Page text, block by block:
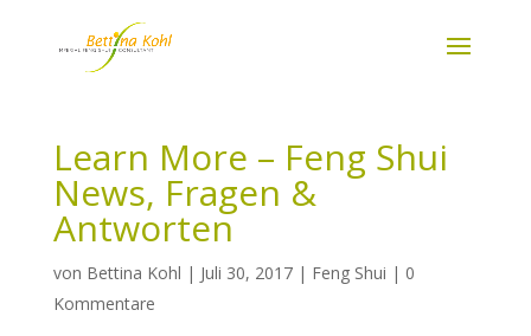
Learn More – Feng Shui
News, Fragen &
Antworten
von Bettina Kohl | Juli 30, 2017| Feng Shui | 0
Kommentare